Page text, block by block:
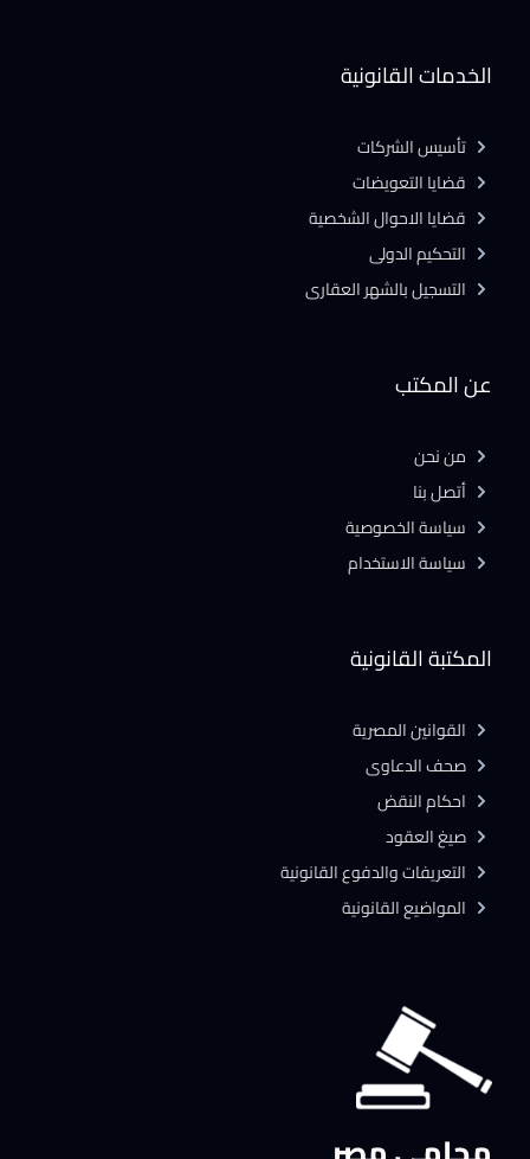
المكتبة القانونية
القوانين المصرية
صحف الدعاوى
احكام النقض
صيغ العقود
التعريفات والدفوع القانونية
المواضيع القانونية
عن المكتب
من نحن
أتصل بنا
سياسة الخصوصية
سياسة الاستخدام
الخدمات القانونية
تأسيس الشركات
قضايا التعويضات
قضايا الاحوال الشخصية
التحكيم الدولى
التسجيل بالشهر العقارى